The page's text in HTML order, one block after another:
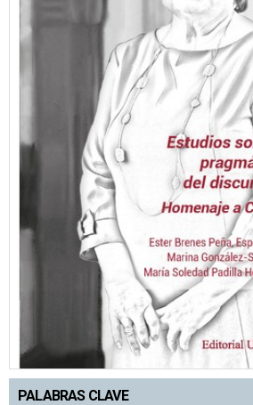
PALABRAS CLAVE